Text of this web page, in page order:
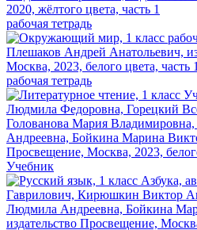
рабочая тетрадь
рабочая тетрадь
Учебник